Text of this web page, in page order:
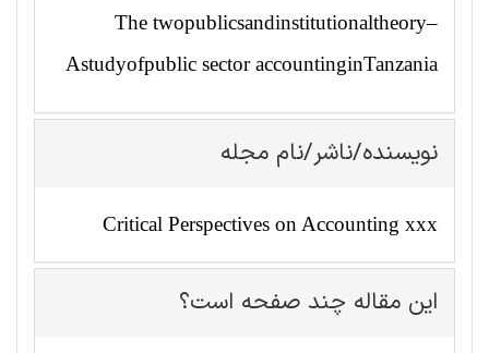
The twopublicsandinstitutionaltheory–
Astudyofpublic sector accountinginTanzania
نویسنده/ناشر/نام مجله
Critical Perspectives on Accounting xxx
این مقاله چند صفحه است؟